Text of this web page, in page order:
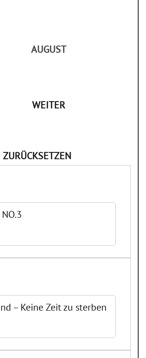
AUGUST
WEITER
ZURÜCKSETZEN
– Keine Zeit zu sterben